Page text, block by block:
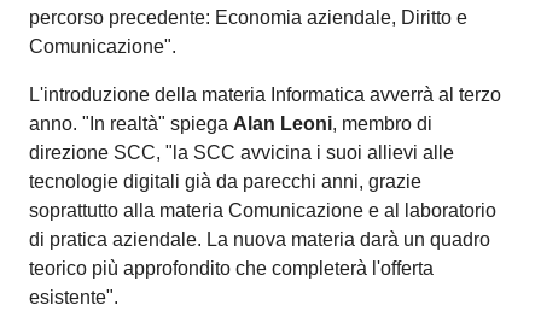
percorso precedente: Economia aziendale, Diritto e
Comunicazione".
L'introduzione della materia Informatica avverrà al terzo
anno. "In realtà" spiega Alan Leoni, membro di
direzione SCC, "la SCC avvicina i suoi allievi alle
tecnologie digitali già da parecchi anni, grazie
soprattutto alla materia Comunicazione e al laboratorio
di pratica aziendale. La nuova materia darà un quadro
teorico più approfondito che completerà l'offerta
esistente".